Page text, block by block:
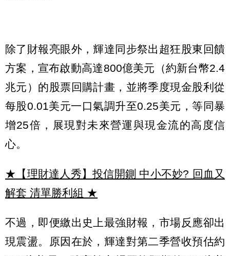
除了財報亮眼外，輝達同步祭出超狂股東回饋
方案，宣布啟動高達800億美元（約新台幣2.4
兆元）的股票回購計畫，並將季度現金股利從
每股0.01美元一口氣調升至0.25美元，等同暴
增25倍，展現對未來營運與現金流的高度信
心。
★【理財達人秀】投信開鍘 中小不妙? 回血又
解套 清單勝利組 ★
不過，即便繳出史上最強財報，市場反應卻出
現震盪。原因在於，輝達對第二季營收預估約